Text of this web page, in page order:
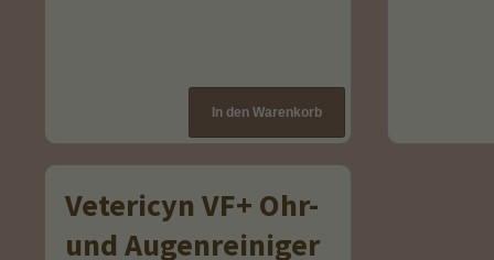
Vetericyn VF+ Ohr-
und Augenreiniger